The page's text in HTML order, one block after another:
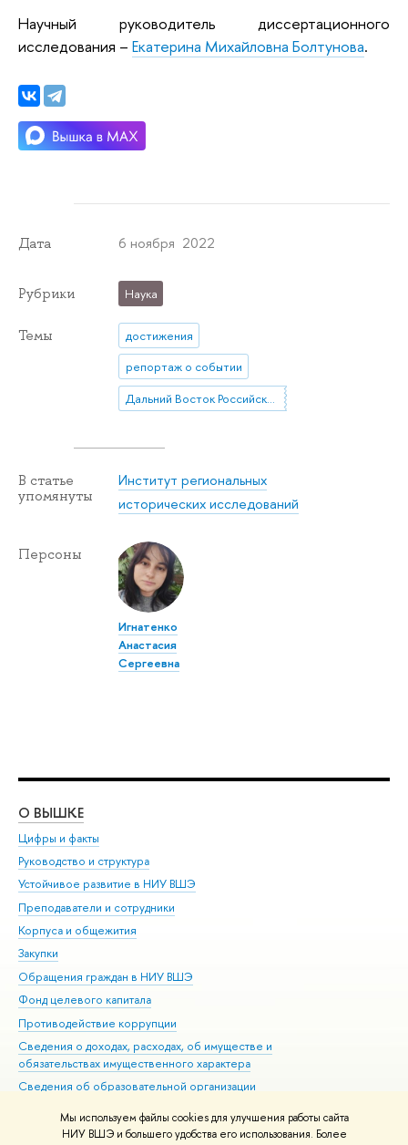
Мы используем файлы cookies для улучшения работы сайта
НИУ ВШЭ и большего удобства его использования. Более
Научный руководитель диссертационного
исследования – Екатерина Михайловна Болтунова.
Дата 6 ноября 2022
Рубрики Наука
Темы
достижения
репортаж о событии
Дальний Восток Российской империи
В статье
упомянуты
Институт региональных
исторических исследований
Персоны
Игнатенко
Анастасия
Сергеевна
О ВЫШКЕ
Цифры и факты
Руководство и структура
Устойчивое развитие в НИУ ВШЭ
Преподаватели и сотрудники
Корпуса и общежития
Закупки
Обращения граждан в НИУ ВШЭ
Фонд целевого капитала
Противодействие коррупции
Сведения о доходах, расходах, об имуществе и
обязательствах имущественного характера
Сведения об образовательной организации
Людям с ограниченными возможностями здоровья
Единая платежная страница